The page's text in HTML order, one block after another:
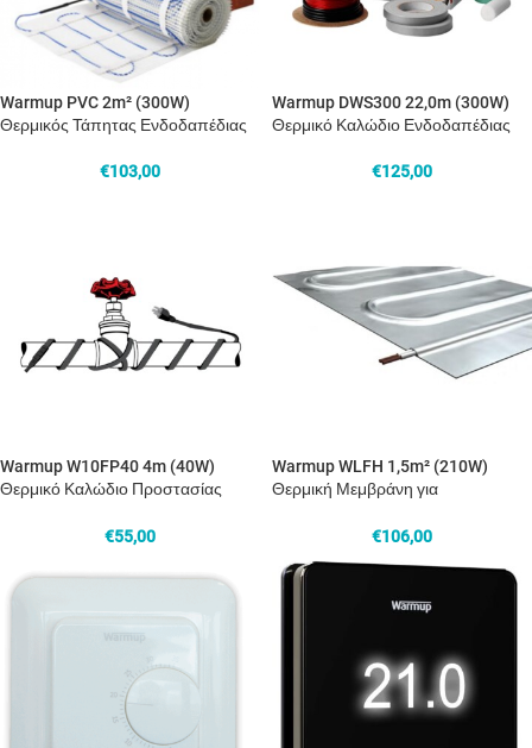
Warmup PVC 2m² (300W)
Θερμικός Τάπητας Ενδοδαπέδιας
€103,00
Warmup DWS300 22,0m (300W)
Θερμικό Καλώδιο Ενδοδαπέδιας
€125,00
Warmup W10FP40 4m (40W)
Θερμικό Καλώδιο Προστασίας
€55,00
Warmup WLFH 1,5m² (210W)
Θερμική Μεμβράνη για
€106,00